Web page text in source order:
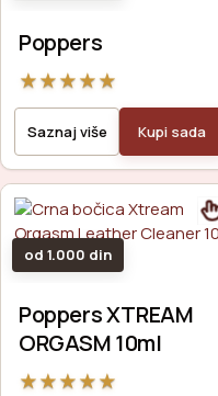
Poppers
★★★★★
Saznaj više Kupi sada
od 1.000 din
Poppers XTREAM
ORGASM 10ml
★★★★★